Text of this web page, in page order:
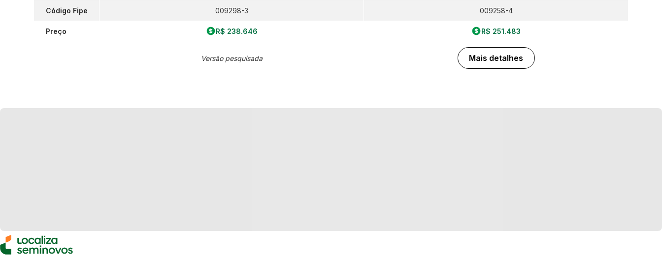
Código Fipe
Preço
009298-3
R$ 238.646
Versão pesquisada
009258-4
R$ 251.483
Mais detalhes